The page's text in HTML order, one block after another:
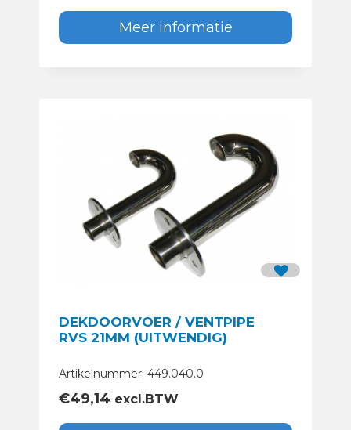
Meer informatie
DEKDOORVOER / VENTPIPE
RVS 21MM (UITWENDIG)
Artikelnummer: 449.040.0
€49,14 excl.BTW